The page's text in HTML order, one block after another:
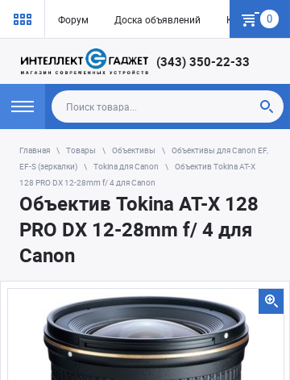
Форум Доска объявлений Как купить
0
(343) 350-22-33
Главная Товары Объективы
Объективы для Canon EF,
EF-S (зеркалки)
Tokina для Сanon
Объектив Tokina AT-X
128 PRO DX 12-28mm f/ 4 для Canon
Объектив Tokina AT-X 128
PRO DX 12-28mm f/ 4 для
Canon